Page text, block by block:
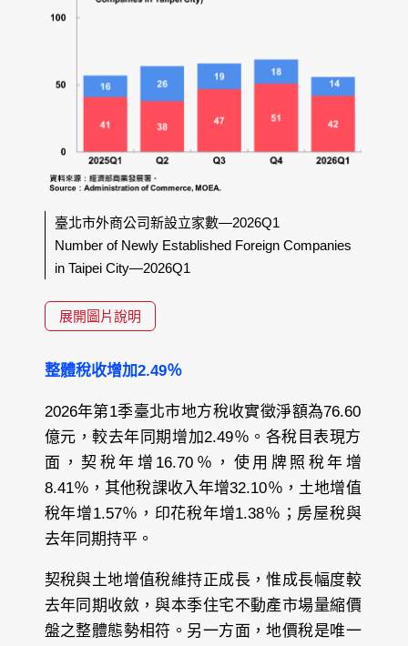
臺北市外商公司新設立家數—2026Q1
Number of Newly Established Foreign Companies
in Taipei City—2026Q1
展開圖片說明
整體稅收增加2.49％
2026年第1季臺北市地方稅收實徵淨額為76.60
億元，較去年同期增加2.49％。各稅目表現方
面，契稅年增16.70％，使用牌照稅年增
8.41％，其他稅課收入年增32.10％，土地增值
稅年增1.57％，印花稅年增1.38％；房屋稅與
去年同期持平。
契稅與土地增值稅維持正成長，惟成長幅度較
去年同期收斂，與本季住宅不動產市場量縮價
盤之整體態勢相符。另一方面，地價稅是唯一